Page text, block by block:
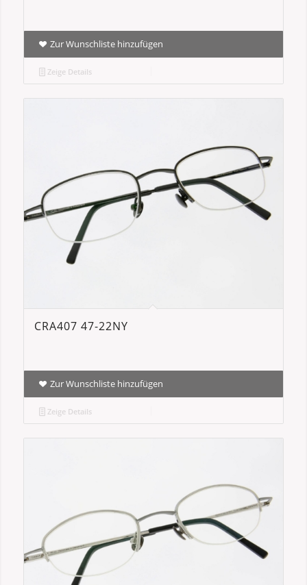
Zur Wunschliste hinzufügen
Zeige Details
CRA407 47-22NY
Zur Wunschliste hinzufügen
Zeige Details